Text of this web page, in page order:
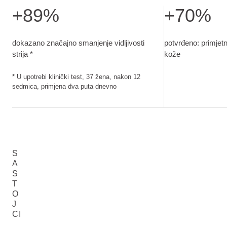
+89%
dokazano značajno smanjenje vidljivosti
strija *
* U upotrebi klinički test, 37 žena, nakon 12
sedmica, primjena dva puta dnevno
+70%
potvrđeno:
kože
S
A
S
T
O
J
CI